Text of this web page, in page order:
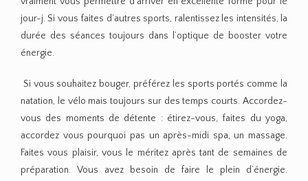
jour-j. Si vous faites d’autres sports, ralentissez les intensités, la
durée des séances toujours dans l’optique de booster votre
énergie.
Si vous souhaitez bouger, préférez les sports portés comme la
natation, le vélo mais toujours sur des temps courts. Accordez-
vous des moments de détente : étirez-vous, faites du yoga,
accordez vous pourquoi pas un après-midi spa, un massage.
Faites vous plaisir, vous le méritez après tant de semaines de
préparation. Vous avez besoin de faire le plein d’énergie.